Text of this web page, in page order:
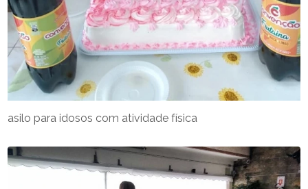
asilo para idosos com atividade física